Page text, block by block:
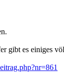
gibt es einiges